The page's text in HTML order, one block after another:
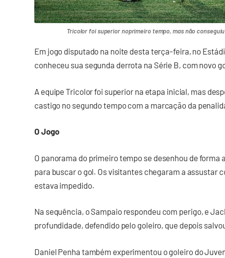
Tricolor foi superior noprimeiro tempo, mas não
Em jogo disputado na noite desta terça-feira, no
conheceu sua segunda derrota na Série B, com novo
A equipe Tricolor foi superior na etapa inicial, mas
castigo no segundo tempo com a marcação da
O Jogo
O panorama do primeiro tempo se desenhou de forma
para buscar o gol. Os visitantes chegaram a assustar
estava impedido.
Na sequência, o Sampaio respondeu com perigo, e
profundidade, defendido pelo goleiro, que depois
Daniel Penha também experimentou o goleiro do